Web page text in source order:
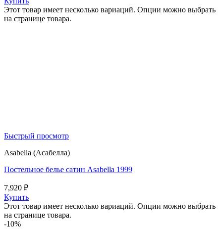
Этот товар имеет несколько вариаций. Опции можно выбрать
на странице товара.
Быстрый просмотр
Asabella (Асабелла)
Постельное белье сатин Asabella 1999
7,920 ₽
Купить
Этот товар имеет несколько вариаций. Опции можно выбрать
на странице товара.
-10%